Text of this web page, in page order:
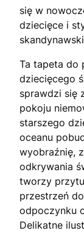
się w
dziecięce i
Ta tapeta do
dziecięcego
sprawdzi się
pokoju
starszego
oceanu
wyobraźnię,
odkrywania
tworzy
przestrzeń
odpoczynku
Delikatne